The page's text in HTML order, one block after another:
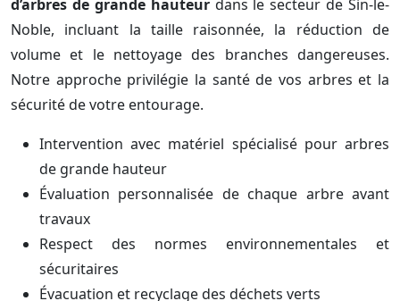
d’arbres de grande hauteurdans le secteur de Sin-le-
Noble, incluant la taille raisonnée, la réduction de
volume et le nettoyage des branches dangereuses.
Notre approche privilégie la santé de vos arbres et la
sécurité de votre entourage.
Intervention avec matériel spécialisé pour arbres
de grande hauteur
Évaluation personnalisée de chaque arbre avant
travaux
Respect des normes environnementales et
sécuritaires
Évacuation et recyclage des déchets verts